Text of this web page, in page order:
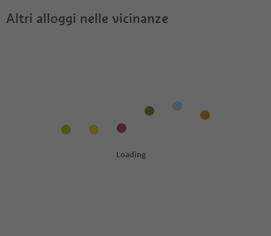
Altri alloggi nelle vicinanze